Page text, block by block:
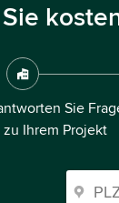
Sie
zu Ihrem Projekt